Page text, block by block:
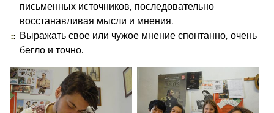
письменных источников, последовательно
восстанавливая мысли и мнения.
Выражать свое или чужое мнение спонтанно, очень
бегло и точно.